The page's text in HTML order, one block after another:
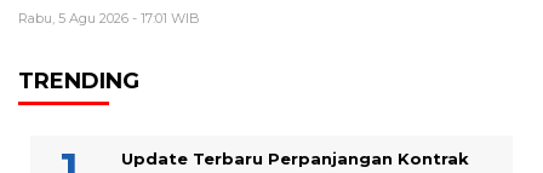
Rabu, 5 Agu 2026 - 17:01 WIB
TRENDING
Update Terbaru Perpanjangan Kontrak